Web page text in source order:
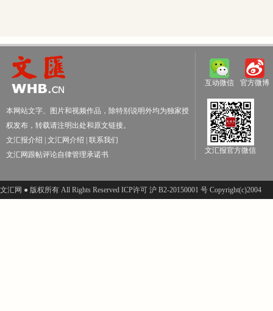
本网站文字、图片和视频作品，除特别说明外均为独家授
权发布，转载请注明出处和原文链接。
文汇报介绍
文汇网介绍
联系我们
文汇网跟帖评论自律管理承诺书
互动微信 官方微博
文汇报官方微信
文汇网 ● 版权所有 All Rights Reserved ICP许可 沪 B2-20150001 号 Copyright(c)2004